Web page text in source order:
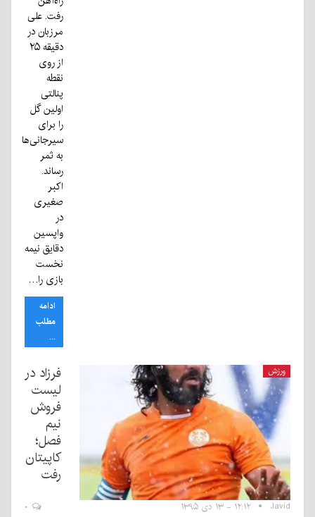
رفت. علی
مرزبان در
دقیقه ۲۵
از روی
نقطه
پنالتی
اولین گل
را برای
سیرجانی‌ها
به ثمر
رساند.
اکبر
صغیری
در
واپسین
دقایق نیمه
نخست
بازی را…
ادامه
مطلب
...
ورزش
فرزاد در
لیست
فروش
نیم
فصل؛
کاپیتان
رفت
Javid ۱۲:۱۲ - ۱۳ دی ۱۳۹۵